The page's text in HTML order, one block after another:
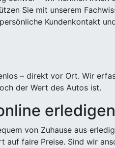
Sie mit unserem
Kundenkontakt
– direkt vor Ort. Wir
der Wert des Autos ist.
erledigen
von Zuhause aus
auf faire Preise. Sind wir